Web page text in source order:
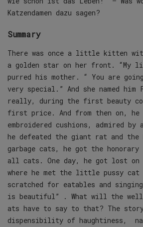
Katzendamen dazu sagen?
Summary
There was once a little kitten
a golden star on her front. “My
purred his mother. “ You are
very special.” And she named him
really, during the first beauty
first price. And from then on, he
embroidered cushions, admired
he defeated the giant rat and the
garbage cats, he got the
all cats. One day, he got lost on
where he met the little pussy cat
scratched for eatables and
is beautiful” . What will the well-
ats have to say to that? The
dispensibility of haughtiness,